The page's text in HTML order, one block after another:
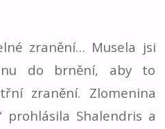
zranění… Musela jsi
do brnění, aby to
zranění. Zlomenina
prohlásila Shalendris a